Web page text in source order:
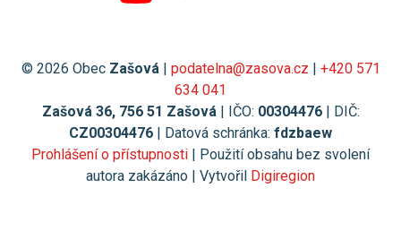
© 2026 Obec Zašová | podatelna@zasova.cz | +420 571
634 041
Zašová 36, 756 51 Zašová | IČO: 00304476| DIČ:
CZ00304476 | Datová schránka: fdzbaew
Prohlášení o přístupnosti | Použití obsahu bez svolení
autora zakázáno | Vytvořil Digiregion